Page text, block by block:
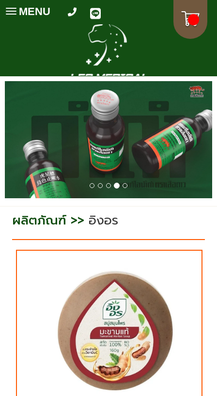
Toggle
MENU
พิมพ์ข้อคว
ผลิตภัณฑ์ >> อิงอร